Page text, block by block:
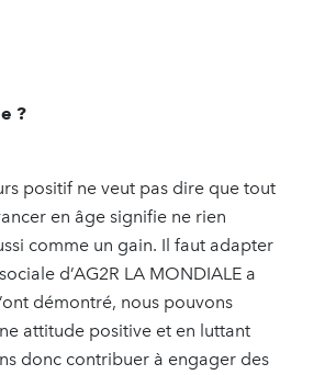
?
positif ne veut pas dire que tout
en âge signifie ne rien
comme un gain. Il faut adapter
d’AG2R LA MONDIALE a
démontré, nous pouvons
attitude positive et en luttant
donc contribuer à engager des